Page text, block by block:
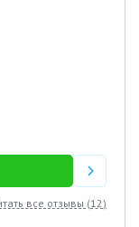
все отзывы (12)